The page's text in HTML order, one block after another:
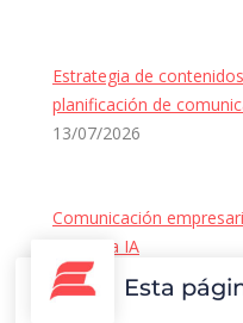
Estrategia de
planificación de
13/07/2026
Comunicación
era de la IA
22/06/2026
Contacto Iberian
Esta